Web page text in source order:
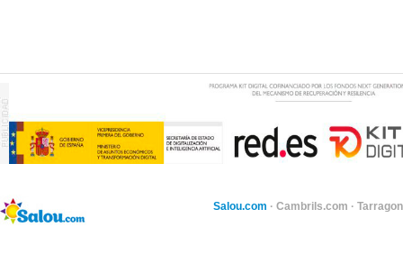
Salou.com · Cambrils.com ·